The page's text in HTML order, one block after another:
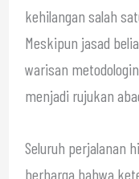
kehilangan salah
Meskipun jasad
warisan
menjadi rujukan
Seluruh perjalanan
berharga bahwa